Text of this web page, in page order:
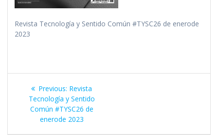
Revista Tecnología y Sentido Común #TYSC26 de enerode
2023
Navegación
entradas
Previous: Previous
post:
Revista
Tecnología y Sentido
Común #TYSC26 de
enerode 2023